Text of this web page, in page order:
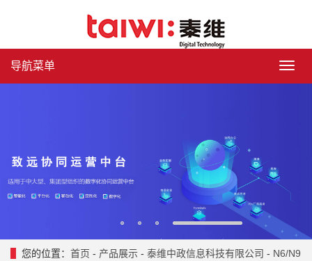
导
导航菜单
您的位置： 首页 - 产品展示 - 泰维中政信息科技有限公司 - N6/N9